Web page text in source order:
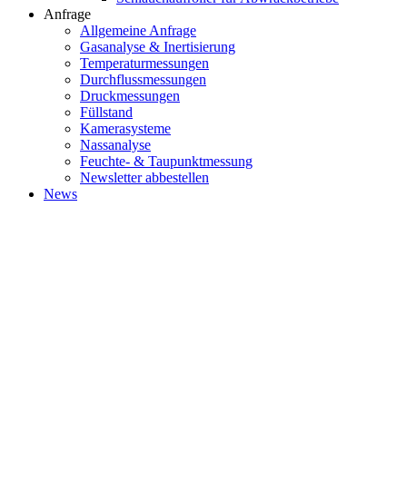
Anfrage
Allgemeine Anfrage
Gasanalyse & Inertisierung
Temperaturmessungen
Durchflussmessungen
Druckmessungen
Füllstand
Kamerasysteme
Nassanalyse
Feuchte- & Taupunktmessung
Newsletter abbestellen
News